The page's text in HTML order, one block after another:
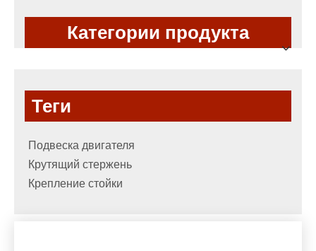
Категории продукта
Теги
Подвеска двигателя
Крутящий стержень
Крепление стойки